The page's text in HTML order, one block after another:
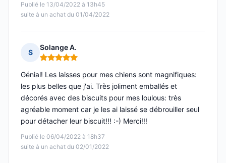
Publié le 13/04/2022 à 13h45
suite à un achat du 01/04/2022
S
Solange A.
Note : 5 sur 5
Publié le 06/04/2022 à 18h37
suite à un achat du 02/01/2022
Génial! Les laisses pour mes chiens sont magnifiques:
les plus belles que j'ai. Très joliment emballés et
décorés avec des biscuits pour mes loulous: très
agréable moment car je les ai laissé se débrouiller seul
pour détacher leur biscuit!!! :-) Merci!!!